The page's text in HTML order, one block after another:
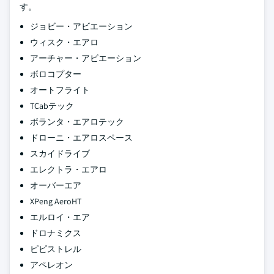
す。
ジョビー・アビエーション
ウィスク・エアロ
アーチャー・アビエーション
ボロコプター
オートフライト
TCabテック
ボランタ・エアロテック
ドローニ・エアロスペース
スカイドライブ
エレクトラ・エアロ
オーバーエア
XPeng AeroHT
エルロイ・エア
ドロナミクス
ピピストレル
アペレオン